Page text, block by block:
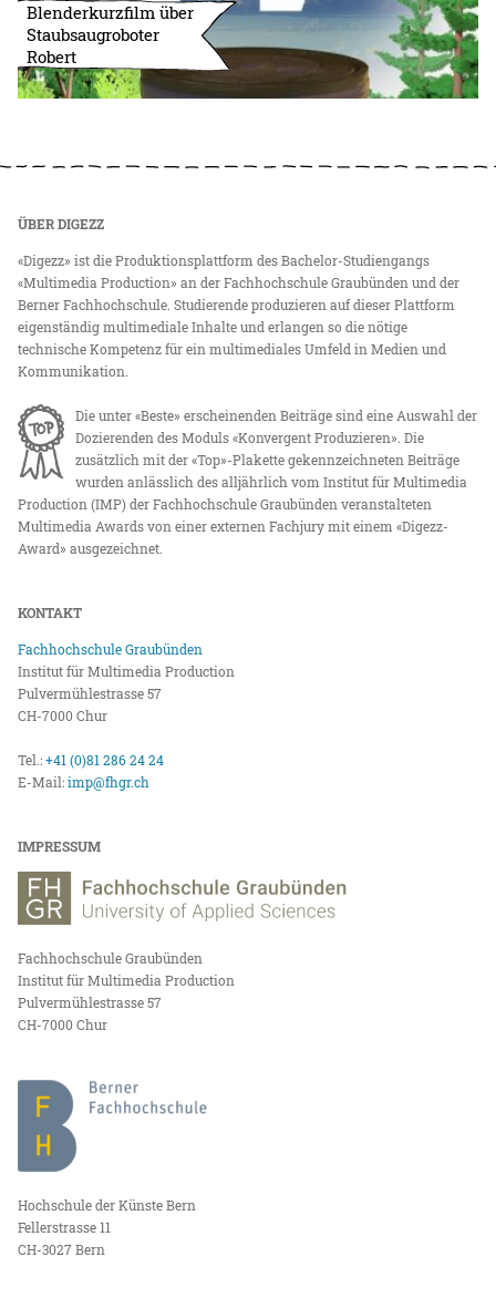
Blenderkurzfilm über
Staubsaugroboter
Robert
ÜBER DIGEZZ
«Digezz» ist die Produktionsplattform des Bachelor-Studiengangs
«Multimedia Production» an der Fachhochschule Graubünden und der
Berner Fachhochschule. Studierende produzieren auf dieser Plattform
eigenständig multimediale Inhalte und erlangen so die nötige
technische Kompetenz für ein multimediales Umfeld in Medien und
Kommunikation.
Die unter «Beste» erscheinenden Beiträge sind eine Auswahl der
Dozierenden des Moduls «Konvergent Produzieren». Die
zusätzlich mit der «Top»-Plakette gekennzeichneten Beiträge
wurden anlässlich des alljährlich vom Institut für Multimedia
Production (IMP) der Fachhochschule Graubünden veranstalteten
Multimedia Awards von einer externen Fachjury mit einem «Digezz-
Award» ausgezeichnet.
KONTAKT
Fachhochschule Graubünden
Institut für Multimedia Production
Pulvermühlestrasse 57
CH-7000 Chur
Tel.:+41 (0)81 286 24 24
E-Mail:imp@fhgr.ch
IMPRESSUM
Fachhochschule Graubünden
Institut für Multimedia Production
Pulvermühlestrasse 57
CH-7000 Chur
Hochschule der Künste Bern
Fellerstrasse 11
CH-3027 Bern